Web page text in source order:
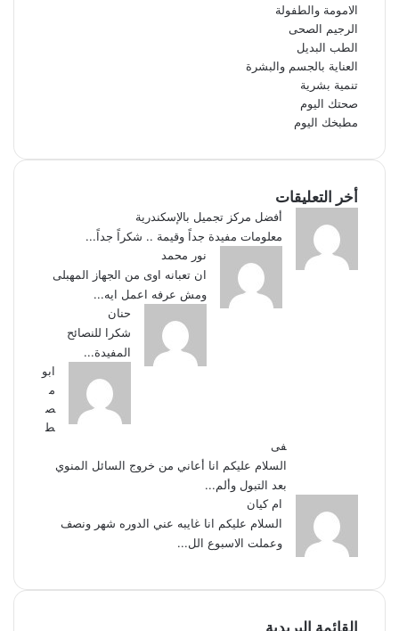
الامومة والطفولة
الرجيم الصحى
الطب البديل
العناية بالجسم والبشرة
تنمية بشرية
صحتك اليوم
مطبخك اليوم
أخر التعليقات
أفضل مركز تجميل بالإسكندرية
معلومات مفيدة جداً وقيمة .. شكراً جداً...
نور محمد
ان تعبانه اوى من الجهاز المهبلى
ومش عرفه اعمل ايه...
حنان
شكرا للنصائح
المفيدة...
ابو
م
ص
ط
فى
السلام عليكم انا أعاني من خروج السائل المنوي
بعد التبول وألم...
ام كيان
السلام عليكم انا غايبه عني الدوره شهر ونصف
وعملت الاسبوع الل...
القائمة البريدية